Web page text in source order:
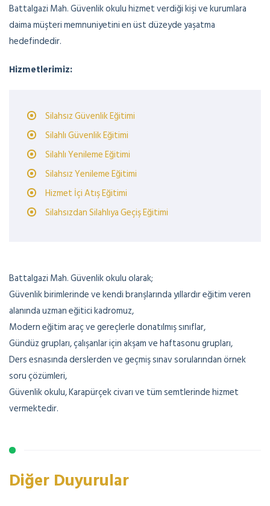
Battalgazi Mah. Güvenlik okulu hizmet verdiği kişi ve kurumlara
daima müşteri memnuniyetini en üst düzeyde yaşatma
hedefindedir.
Hizmetlerimiz:
Silahsız Güvenlik Eğitimi
Silahlı Güvenlik Eğitimi
Silahlı Yenileme Eğitimi
Silahsız Yenileme Eğitimi
Hizmet İçi Atış Eğitimi
Silahsızdan Silahlıya Geçiş Eğitimi
Battalgazi Mah. Güvenlik okulu olarak;
Güvenlik birimlerinde ve kendi branşlarında yıllardır eğitim veren
alanında uzman eğitici kadromuz,
Modern eğitim araç ve gereçlerle donatılmış sınıflar,
Gündüz grupları, çalışanlar için akşam ve haftasonu grupları,
Ders esnasında derslerden ve geçmiş sınav sorularından örnek
soru çözümleri,
Güvenlik okulu, Karapürçek civarı ve tüm semtlerinde hizmet
vermektedir.
Diğer Duyurular